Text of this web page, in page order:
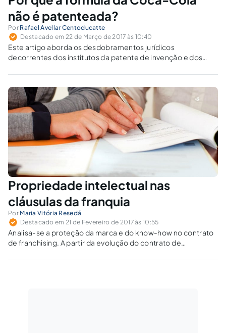
não é patenteada?
Por Rafael Avellar Centoducatte
Destacado em 22 de Março de 2017 às 10:40
Este artigo aborda os desdobramentos jurídicos
decorrentes dos institutos da patente de invenção e dos
perspectiva do "case" da Coca-Cola e a sua famosa fórmula
secreta.
Propriedade intelectual nas
cláusulas da franquia
Por Maria Vitória Resedá
Destacado em 21 de Fevereiro de 2017 às 10:55
Analisa-se a proteção da marca e do know-how no contrato
de franchising. A partir da evolução do contrato de
eficiência de cláusulas protetivas desses bens imateriais.